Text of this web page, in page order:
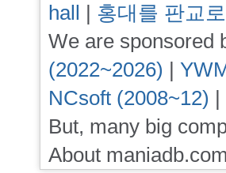
hall | 홍대를 판교
We are sponsored
(2022~2026) |
NCsoft (2008~12) |
But, many big
About